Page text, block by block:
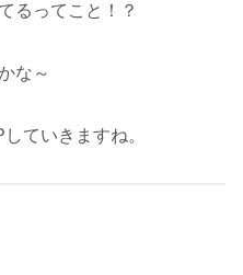
るってこと！？
な～
ていきますね。